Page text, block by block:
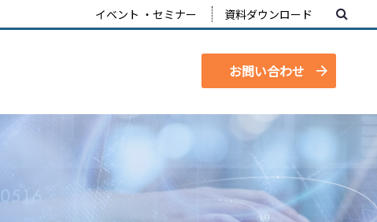
イベント ・セミナー 資料ダウンロード
お問い合わせ